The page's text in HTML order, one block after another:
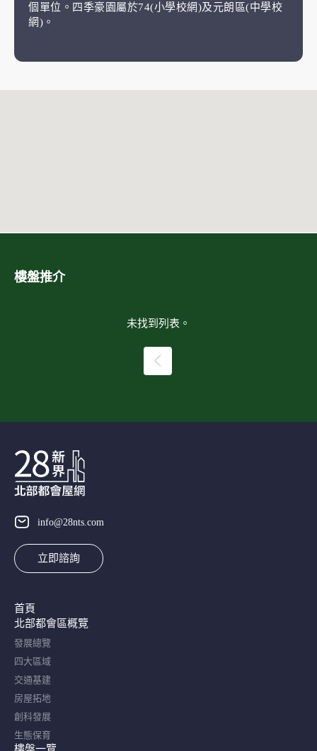
個單位。四季豪園屬於74(小學校網)及元朗區(中學校
網)。
樓盤推介
未找到列表。
info@28nts.com
立即諮詢
首頁
北部都會區概覽​
發展總覽
四大區域
交通基建
房屋拓地
創科發展
生態保育